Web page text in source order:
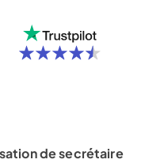
de secrétaire